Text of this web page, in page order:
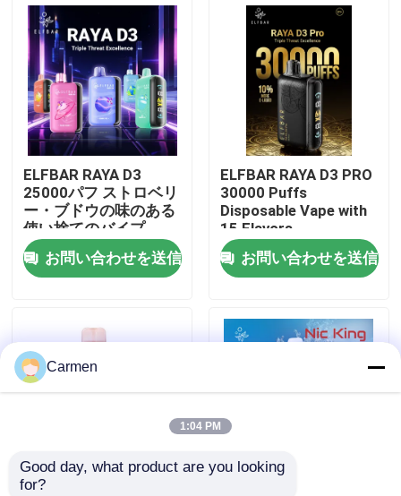
製品
ビデオ
企業情報
会社案内
品質管理
見積依頼
ELFBAR 蒸気
ELFBAR RAYA D3
25000パフ ストロベリ
ー・ブドウの味のある
使い捨てのバイプ
お問い合わせを送信
ELFBAR RAYA D3 PRO
30000 Puffs
Disposable Vape with
15 Flavors
お問い合わせを送信
85×43×22mm 桃の氷
Carmen
1:04 PM
Good day, what product are you looking
for?